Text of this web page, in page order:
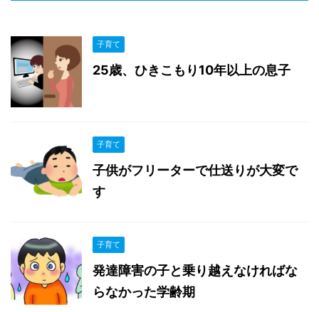
子育て
25歳、ひきこもり10年以上の息子
子育て
子供がフリーターで仕送りが大変で
す
子育て
発達障害の子と乗り越えなければな
らなかった学齢期